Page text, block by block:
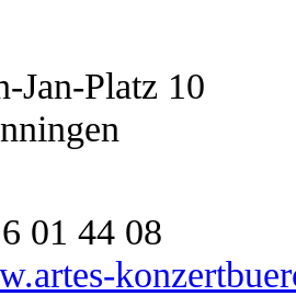
Jan-Platz 10
01 44 08